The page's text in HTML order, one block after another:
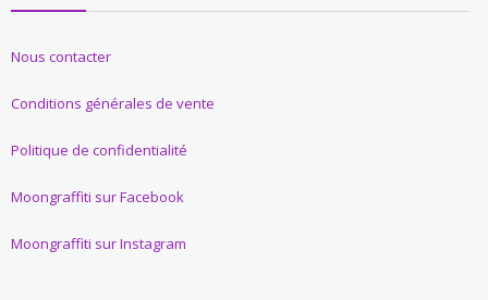
Nous contacter
Conditions générales de vente
Politique de confidentialité
Moongraffiti sur Facebook
Moongraffiti sur Instagram